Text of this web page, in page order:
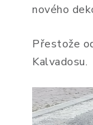
nového
Přestože
Kalvadosu.